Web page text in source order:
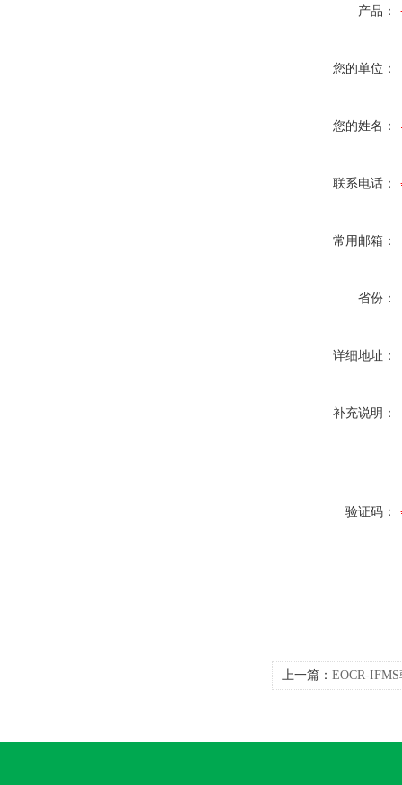
产品：
您的单位：
您的姓名：
联系电话：
常用邮箱：
省份：
详细地址：
补充说明：
验证码：
上一篇： EOCR-